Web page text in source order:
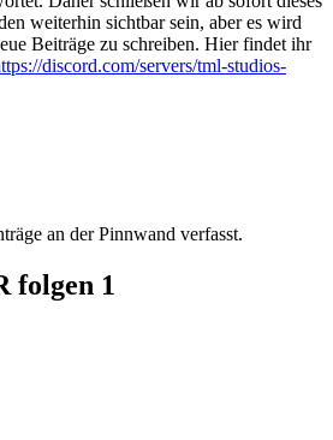
weiterhin sichtbar sein, aber es wird
Beiträge zu schreiben. Hier findet ihr
discord.com/servers/tml-studios-
an der Pinnwand verfasst.
folgen 1